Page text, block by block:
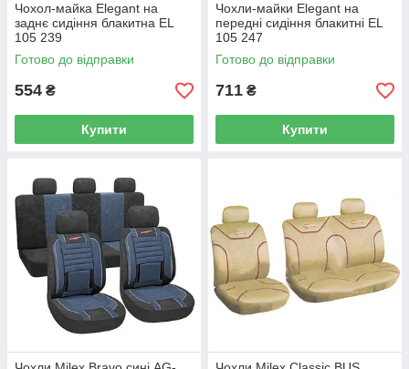
Чохол-майка Elegant на
заднє сидіння блакитна EL
105 239
Готово до відправки
554 ₴
Купити
Чохли-майки Elegant на
передні сидіння блакитні EL
105 247
Готово до відправки
711 ₴
Купити